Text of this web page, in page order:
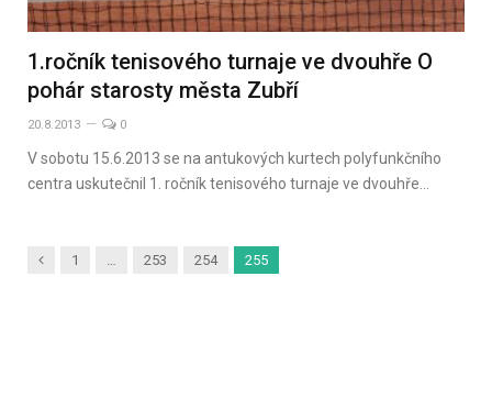
1.ročník tenisového turnaje ve dvouhře O
pohár starosty města Zubří
20.8.2013 0
V sobotu 15.6.2013 se na antukových kurtech polyfunkčního
centra uskutečnil 1. ročník tenisového turnaje ve dvouhře…
Předchozí
1 … 253 254 255